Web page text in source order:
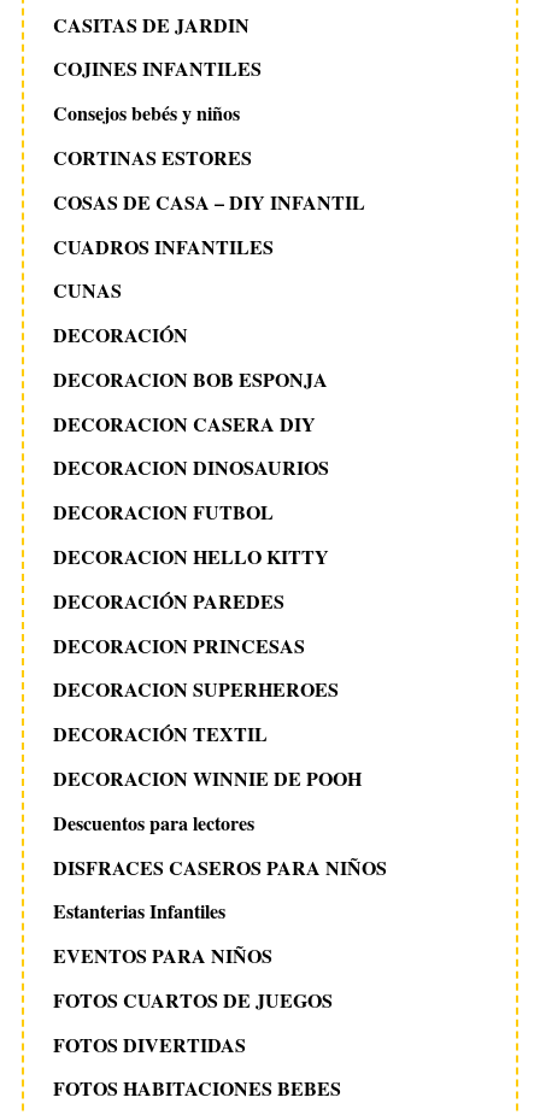
CASITAS DE JARDIN
COJINES INFANTILES
Consejos bebés y niños
CORTINAS ESTORES
COSAS DE CASA – DIY INFANTIL
CUADROS INFANTILES
CUNAS
DECORACIÓN
DECORACION BOB ESPONJA
DECORACION CASERA DIY
DECORACION DINOSAURIOS
DECORACION FUTBOL
DECORACION HELLO KITTY
DECORACIÓN PAREDES
DECORACION PRINCESAS
DECORACION SUPERHEROES
DECORACIÓN TEXTIL
DECORACION WINNIE DE POOH
Descuentos para lectores
DISFRACES CASEROS PARA NIÑOS
Estanterias Infantiles
EVENTOS PARA NIÑOS
FOTOS CUARTOS DE JUEGOS
FOTOS DIVERTIDAS
FOTOS HABITACIONES BEBES